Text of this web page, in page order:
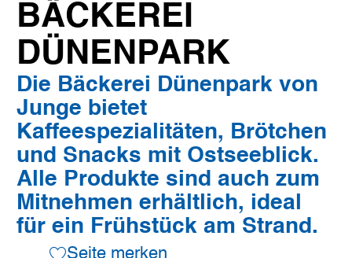
BÄCKEREI
DÜNENPARK
Die Bäckerei Dünenpark von
Junge bietet
Kaffeespezialitäten, Brötchen
und Snacks mit Ostseeblick.
Alle Produkte sind auch zum
Mitnehmen erhältlich, ideal
für ein Frühstück am Strand.
Seite merken